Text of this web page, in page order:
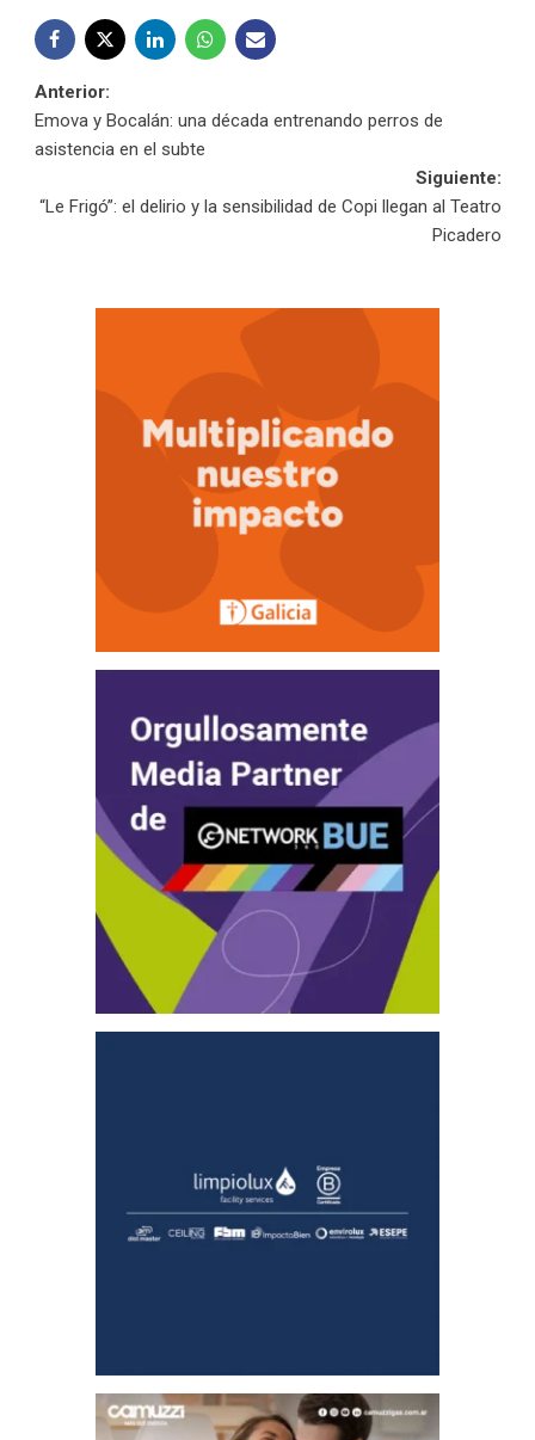
Navegación
de
entradas
Anterior:
Emova y Bocalán: una década entrenando perros de
asistencia en el subte
Siguiente:
“Le Frigó”: el delirio y la sensibilidad de Copi llegan al Teatro
Picadero